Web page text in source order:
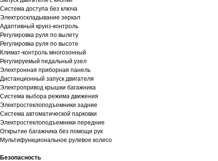
Система доступа без ключа
Электроскладывание зеркал
Адаптивный круиз-контроль
Регулировка руля по вылету
Регулировка руля по высоте
Климат-контроль многозонный
Регулируемый педальный узел
Электронная приборная панель
Дистанционный запуск двигателя
Электропривод крышки багажника
Система выбора режима движения
Электростеклоподъемники задние
Система автоматической парковки
Электростеклоподъемники передние
Открытие багажника без помощи рук
Мультифункциональное рулевое колесо
Безопасность